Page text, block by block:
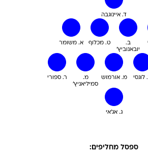
ד. איינוגבה
א. משומר ט. מכלוף
ב.
יובאנוביץ'
ר. ספורי
מ.
סמיליאניץ'
מ. אורמוש לוגסי
ג. אג'אי
ספסל מחליפים: